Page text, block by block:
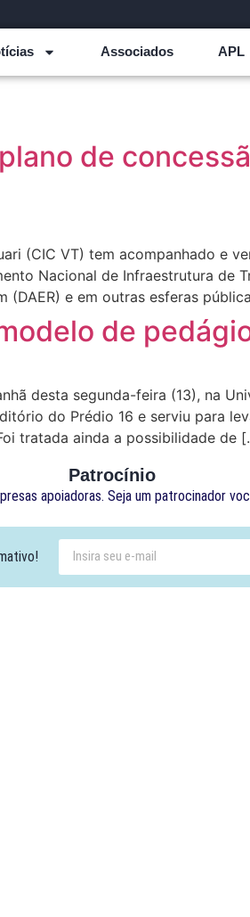
Associados APL
de
(CIC VT) tem acompanhado e
Nacional de Infraestrutura de
(DAER) e em outras esferas
de
desta segunda-feira (13), na
do Prédio 16 e serviu para
tratada ainda a possibilidade de
Patrocínio
apoiadoras. Seja um patrocinador